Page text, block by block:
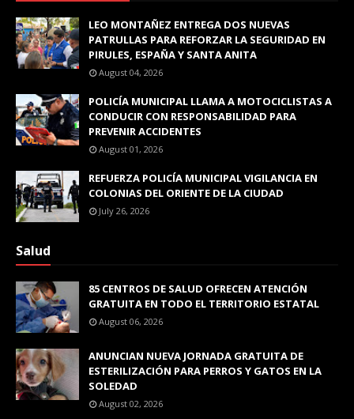
LEO MONTAÑEZ ENTREGA DOS NUEVAS
PATRULLAS PARA REFORZAR LA SEGURIDAD EN
PIRULES, ESPAÑA Y SANTA ANITA
August 04, 2026
POLICÍA MUNICIPAL LLAMA A MOTOCICLISTAS A
CONDUCIR CON RESPONSABILIDAD PARA
PREVENIR ACCIDENTES
August 01, 2026
REFUERZA POLICÍA MUNICIPAL VIGILANCIA EN
COLONIAS DEL ORIENTE DE LA CIUDAD
July 26, 2026
Salud
85 CENTROS DE SALUD OFRECEN ATENCIÓN
GRATUITA EN TODO EL TERRITORIO ESTATAL
August 06, 2026
ANUNCIAN NUEVA JORNADA GRATUITA DE
ESTERILIZACIÓN PARA PERROS Y GATOS EN LA
SOLEDAD
August 02, 2026